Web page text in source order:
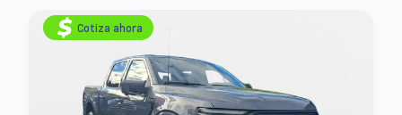
Cotiza ahora